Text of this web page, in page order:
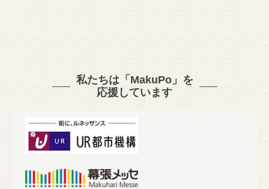
私たちは「MakuPo」を
応援しています